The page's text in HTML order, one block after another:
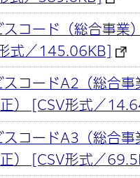
スコード（総合事業
式／145.06KB]
スコードA2（総合事
） [CSV形式／
スコードA3（総合事
） [CSV形式／